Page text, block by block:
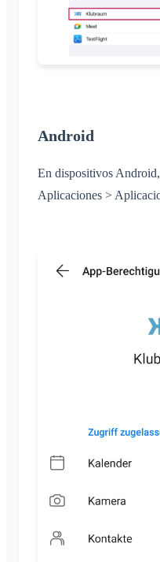
Cambiar el nombre del
Cerrar el Klubraum
Android
En dispositivos
Aplicaciones >